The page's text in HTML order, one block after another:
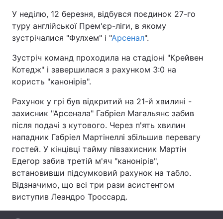
Головна Війна
Україна Політика
Економіка Світ
Спорт
Техно і зв'язок Лайт
Зброя Інциденти
Здоров'я
Цікавинки Погода
Екологія Регіони
Лонгріди
У неділю, 12 березня, відбувся поєдинок 27-го
туру англійської Прем'єр-ліги, в якому
зустрічалися "Фулхем" і "Арсенал".
Зустріч команд проходила на стадіоні "Крейвен
Котедж" і завершилася з рахунком 3:0 на
користь "канонірів".
Рахунок у грі був відкритий на 21-й хвилині -
захисник "Арсенала" Габріел Магальянс забив
після подачі з кутового. Через п'ять хвилин
нападник Габріел Мартінеллі збільшив перевагу
гостей. У кінцівці тайму півзахисник Мартін
Едегор забив третій м'яч "канонірів",
встановивши підсумковий рахунок на табло.
Відзначимо, що всі три рази асистентом
виступив Леандро Троссард.